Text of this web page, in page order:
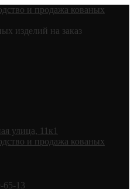
изделий на заказ
улица, 11к1
65-13